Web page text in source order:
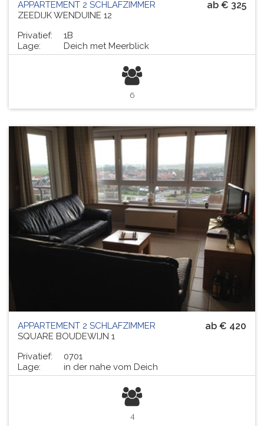
ab € 325
APPARTEMENT 2 SCHLAFZIMMER
ZEEDIJK WENDUINE 12
Privatief:
1B
Lage:
Deich met Meerblick
6
ab € 420
APPARTEMENT 2 SCHLAFZIMMER
SQUARE BOUDEWIJN 1
Privatief:
0701
Lage:
in der nahe vom Deich
4